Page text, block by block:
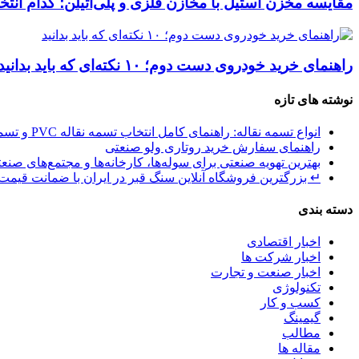
راهنمای خرید خودروی دست دوم؛ ۱۰ نکته‌ای که باید بدانید
نوشته های تازه
انواع تسمه نقاله: راهنمای کامل انتخاب تسمه نقاله PVC و تسمه نقاله صنعتی
راهنمای سفارش خرید روتاری ولو صنعتی
بهترین تهویه صنعتی برای سوله‌ها، کارخانه‌ها و مجتمع‌های
↵ بزرگترین فروشگاه آنلاین سنگ قبر در ایران با ضمانت
دسته بندی
اخبار اقتصادی
اخبار شرکت ها
اخبار صنعت و تجارت
تکنولوژی
کسب و کار
گیمینگ
مطالب
مقاله ها